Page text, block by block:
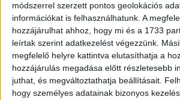
módszerrel szerzett pontos geolokációs
információkat is felhasználhatunk. A
hozzájárulhat ahhoz, hogy mi és a 1733
leírtak szerint adatkezelést végezzünk.
megfelelő helyre kattintva elutasíthatja a
hozzájárulás megadása előtt részletesebb
juthat, és megváltoztathatja beállításait.
hogy személyes adatainak bizonyos
Siófok, Eladó Családi ház
Törökszentmiklós, Eladó Családi ház
Győr
, Eladó Családi ház
Balatonboglár , Eladó Társasházi lakás
Eger, Eladó Társasházi lakás